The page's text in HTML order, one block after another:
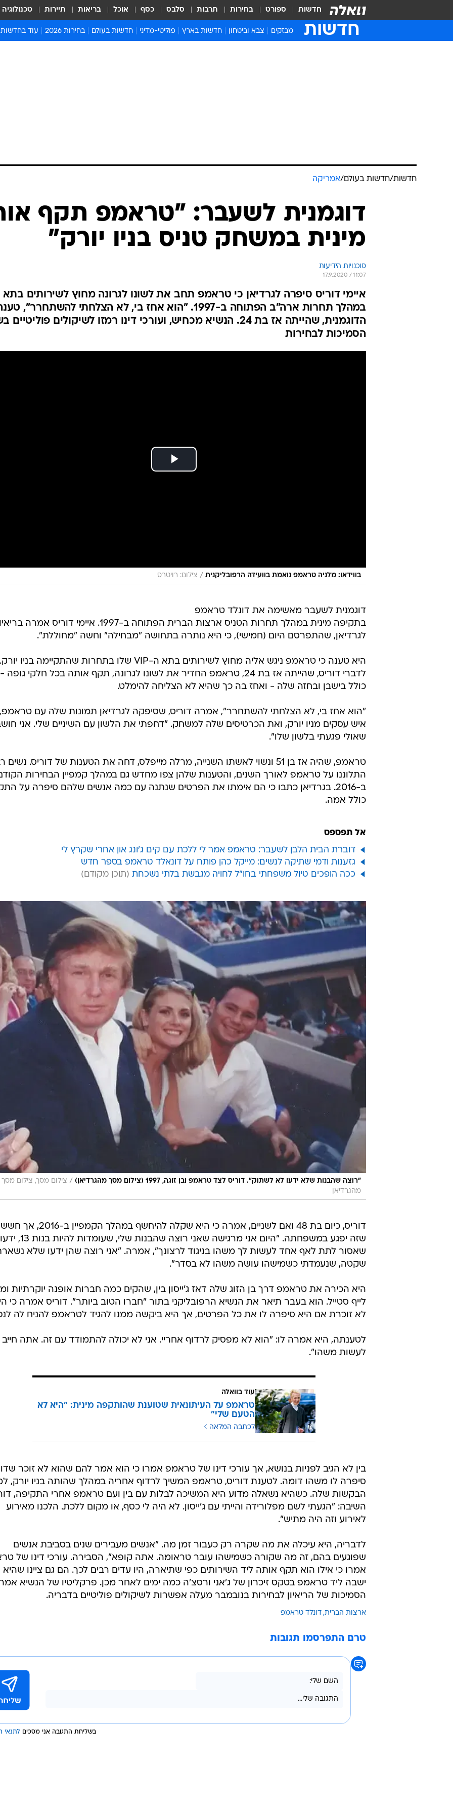
חדשות ספורט בחירות תרבות סלבס כסף אוכל בריאות תיירות טכנולוגיה
חדשות מבזקים צבא וביטחון חדשות בארץ פוליטי-מדיני חדשות בעולם בחירות 2026 עוד בחדשות
חדשות
חדשות/חדשות בעולם/אמריקה
דוגמנית לשעבר: "טראמפ תקף
מינית במשחק טניס בניו יורק"
סוכנויות הידיעות
17.9.2020 / 11:07
במהלך תחרות ארה"ב הפתוחה ב-1997. "הוא אחז בי, לא הצלחתי להשתחרר",
הדוגמנית, שהייתה אז בת 24. הנשיא מכחיש, ועורכי דינו רמזו לשיקולים פוליטיים
הסמיכות לבחירות
בווידאו: מלניה טראמפ נואמת בוועידה הרפובליקנית / צילום: רויטרס
דוגמנית לשעבר מאשימה את דונלד טראמפ
בתקיפה מינית במהלך תחרות הטניס ארצות הברית הפתוחה ב-1997. איימי דוריס אמרה
לגרדיאן, שהתפרסם היום (חמישי), כי היא נותרה בתחושה "מבחילה" וחשה "מחוללת".
היא טענה כי טראמפ ניגש אליה מחוץ לשירותים בתא ה-VIP שלו בתחרות שהתקיימה בניו יורק.
לדברי דוריס, שהייתה אז בת 24, טראמפ החדיר את לשונו לגרונה, תקף אותה בכל חלקי גופה -
כולל בישבן ובחזה שלה - ואחז בה כך שהיא לא הצליחה להימלט.
"הוא אחז בי, לא הצלחתי להשתחרר", אמרה דוריס, שסיפקה לגרדיאן תמונות שלה עם
איש עסקים מניו יורק, ואת הכרטיסים שלה למשחק. "דחפתי את הלשון עם השיניים שלי. אני
שאולי פגעתי בלשון שלו".
טראמפ, שהיה אז בן 51 ונשוי לאשתו השנייה, מרלה מייפלס, דחה את הטענות של דוריס. נשים
התלוננו על טראמפ לאורך השנים, והטענות שלהן צפו מחדש גם במהלך קמפיין הבחירות
ב-2016. בגרדיאן כתבו כי הם אימתו את הפרטים שנתנה עם כמה אנשים שלהם סיפרה על
כולל אמה.
אל תפספס
דוברת הבית הלבן לשעבר: טראמפ אמר לי ללכת עם קים ג'ונג און אחרי שקרץ לי
גזענות ודמי שתיקה לנשים: מייקל כהן פותח על דונאלד טראמפ בספר חדש
ככה הופכים טיול משפחתי בחו"ל לחויה מגבשת בלתי נשכחת
"רוצה שהבנות שלא ידעו לא לשתוק". דוריס לצד טראמפ ובן זוגה, 1997 (צילום מסך מהגרדיאן) / צילום מסך, צילום מסך
מהגרדיאן
דוריס, כיום בת 48 ואם לשניים, אמרה כי היא שקלה להיחשף במהלך הקמפיין
שזה יפגע במשפחתה. "היום אני מרגישה שאני רוצה שהבנות שלי, שעומדות להיות בנות 13, ידעו
שאסור לתת לאף אחד לעשות לך משהו בניגוד לרצונך", אמרה. "אני רוצה שהן ידעו שלא
שקטה, שנעמדתי כשמישהו עושה משהו לא בסדר".
היא הכירה את טראמפ דרך בן הזוג שלה דאז ג'ייסון בין, שהקים כמה חברות אופנה יוקרתיות
לייף סטייל. הוא בעבר תיאר את הנשיא הרפובליקני בתור "חברו הטוב ביותר". דוריס אמרה כי
לא זוכרת אם היא סיפרה לו את כל הפרטים, אך היא ביקשה ממנו להגיד לטראמפ להניח לה
לטענתה, היא אמרה לו: "הוא לא מפסיק לרדוף אחריי. אני לא יכולה להתמודד עם זה. אתה חייב
לעשות משהו".
עוד בוואלה
טראמפ על העיתונאית שטוענת שהותקפה מינית: "היא לא
הטעם שלי"
לכתבה המלאה
בין לא הגיב לפניות בנושא, אך עורכי דינו של טראמפ אמרו כי הוא אמר להם שהוא לא זוכר
סיפרה לו משהו דומה. לטענת דוריס, טראמפ המשיך לרדוף אחריה במהלך שהותה בניו יורק,
הבקשות שלה. כשהיא נשאלה מדוע היא המשיכה לבלות עם בין ועם טראמפ אחרי התקיפה,
השיבה: "הגעתי לשם מפלורידה והייתי עם ג'ייסון. לא היה לי כסף, או מקום ללכת. הלכנו מאירוע
לאירוע וזה היה מתיש".
לדבריה, היא עיכלה את מה שקרה רק כעבור זמן מה. "אנשים מעבירים שנים בסביבת אנשים
שפוגעים בהם, זה מה שקורה כשמישהו עובר טראומה. אתה קופא", הסבירה. עורכי דינו של
אמרו כי אילו הוא תקף אותה ליד השירותים כפי שתיארה, היו עדים רבים לכך. הם גם ציינו שהיא
ישבה ליד טראמפ בטקס זיכרון של ג'אני ורסצ'ה כמה ימים לאחר מכן. פרקליטיו של הנשיא
הסמיכות של הריאיון לבחירות בנובמבר מעלה אפשרות לשיקולים פוליטיים בדבריה.
ארצות הברית דונלד טראמפ
טרם התפרסמו תגובות
בשליחת התגובה אני מסכים לתנאי